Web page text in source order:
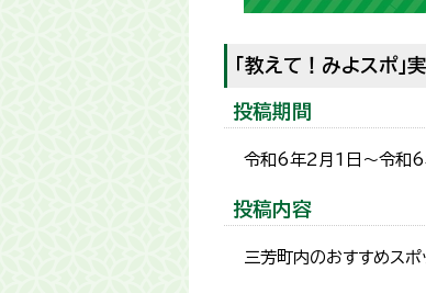
「教えて！みよスポ」
投稿期間
令和6年2月1日～令和
投稿内容
三芳町内のおすすめスポ